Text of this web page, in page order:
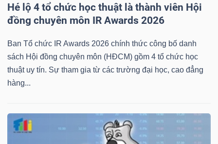
Hé lộ 4 tổ chức học thuật là thành viên Hội
đồng chuyên môn IR Awards 2026
Ban Tổ chức IR Awards 2026 chính thức công bố danh
sách Hội đồng chuyên môn (HĐCM) gồm 4 tổ chức học
thuật uy tín. Sự tham gia từ các trường đại học, cao đẳng
hàng...